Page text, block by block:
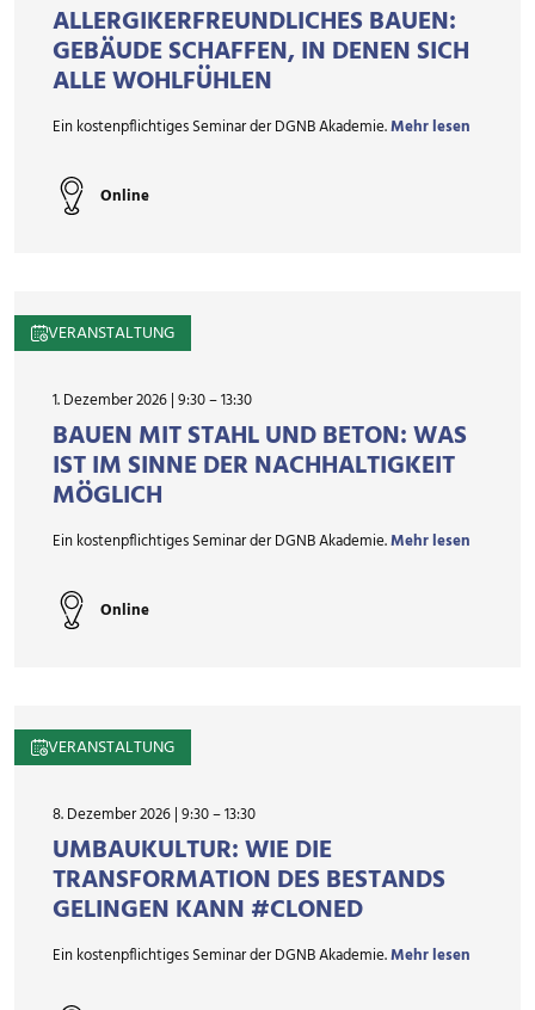
ALLERGIKERFREUNDLICHES BAUEN:
GEBÄUDE SCHAFFEN, IN DENEN SICH
ALLE WOHLFÜHLEN
Ein kostenpflichtiges Seminar der DGNB Akademie.Mehr lesen
Online
VERANSTALTUNG
1. Dezember 2026 | 9:30–13:30
BAUEN MIT STAHL UND BETON: WAS
IST IM SINNE DER NACHHALTIGKEIT
MÖGLICH
Ein kostenpflichtiges Seminar der DGNB Akademie.Mehr lesen
Online
VERANSTALTUNG
8. Dezember 2026 | 9:30–13:30
UMBAUKULTUR: WIE DIE
TRANSFORMATION DES BESTANDS
GELINGEN KANN #CLONED
Ein kostenpflichtiges Seminar der DGNB Akademie.Mehr lesen